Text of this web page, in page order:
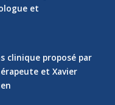
et
clinique proposé par
et Xavier